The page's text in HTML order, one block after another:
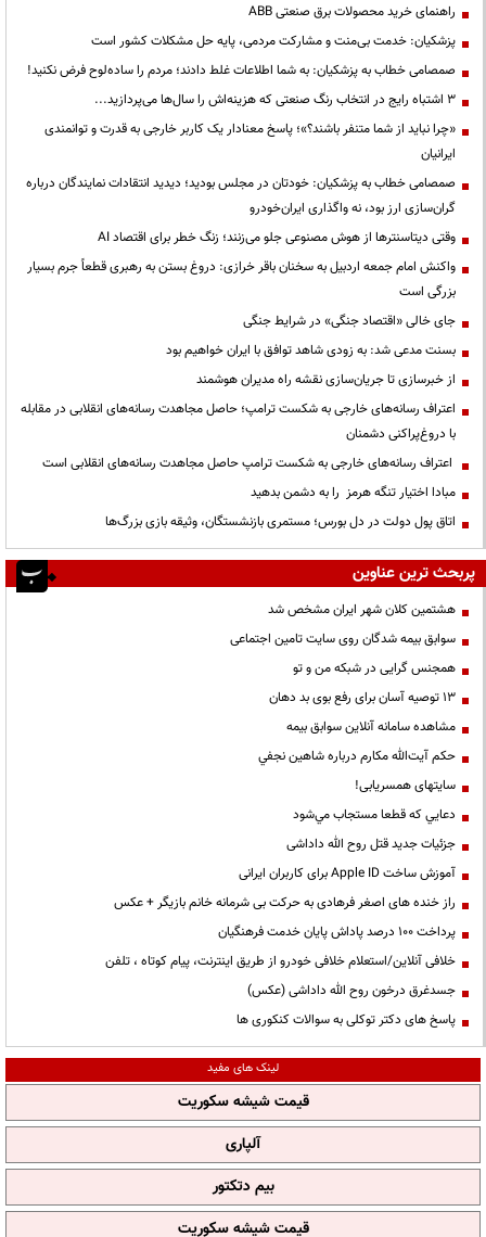
راهنمای خرید محصولات برق صنعتی ABB
پزشکیان: خدمت بی‌منت و مشارکت مردمی، پایه حل مشکلات کشور است
صمصامی خطاب به پزشکیان: به شما اطلاعات غلط دادند؛ مردم را ساده‌لوح فرض نکنید!
3 اشتباه رایج در انتخاب رنگ صنعتی که هزینه‌اش را سال‌ها می‌پردازید...
«چرا نباید از شما متنفر باشند؟»؛ پاسخ معنادار یک کاربر خارجی به قدرت و توانمندی
ایرانیان
صمصامی خطاب به پزشکیان: خودتان در مجلس بودید؛ دیدید انتقادات نمایندگان درباره
گران‌سازی ارز بود، نه واگذاری ایران‌خودرو
وقتی دیتاسنترها از هوش مصنوعی جلو می‌زنند؛ زنگ خطر برای اقتصاد AI
واکنش امام جمعه اردبیل به سخنان باقر خرازی: دروغ بستن به رهبری قطعاً جرم بسیار
بزرگی است
جای خالی «اقتصاد جنگی» در شرایط جنگی
بسنت مدعی شد: به زودی شاهد توافق با ایران خواهیم بود
از خبرسازی تا جریان‌سازی نقشه راه مدیران هوشمند
اعتراف رسانه‌های خارجی به شکست ترامپ؛ حاصل مجاهدت رسانه‌های انقلابی در مقابله
با دروغ‌پراکنی دشمنان
اعتراف رسانه‌های خارجی به شکست ترامپ حاصل مجاهدت رسانه‌های انقلابی است
مبادا اختیار تنگه هرمز را به دشمن بدهید
اتاق پول دولت در دل بورس؛ مستمری بازنشستگان، وثیقه بازی بزرگ‌ها
پربحث ترین عناوین
هشتمین کلان شهر ایران مشخص شد
سوابق بیمه شدگان روی سایت تامین اجتماعی
همجنس گرایی در شبکه من و تو
13 توصیه آسان برای رفع بوی بد دهان
مشاهده سامانه آنلاين سوابق بیمه
حكم آيت‌الله مكارم درباره شاهين نجفي
سایتهای همسریابی!
دعايي كه قطعا مستجاب مي‌شود
جزئیات جدید قتل روح الله داداشی
آموزش ساخت Apple ID برای کاربران ایرانی
راز خنده های اصغر فرهادی به حرکت بی شرمانه خانم بازیگر + عکس
پرداخت ۱۰۰ درصد پاداش پایان خدمت فرهنگیان
خلافی آنلاین/استعلام خلافی خودرو از طریق اینترنت، پیام کوتاه ، تلفن
جسدغرق درخون روح الله داداشی (عکس)
پاسخ های دکتر توکلی به سوالات کنکوری ها
لینک های مفید
قیمت شیشه سکوریت
آلپاری
بیم دتکتور
قیمت شیشه سکوریت